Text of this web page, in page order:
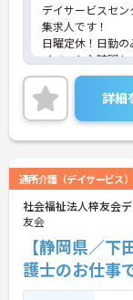
デイサービスセ
集求人です！
日曜定休！日勤
イベートな時間
能な託児所もあ
ご興味ある方には
細をお話致します
詳細
通所介護（デイサービス）
社会福祉法人梓友会
友会
【静岡県／
護士のお仕事